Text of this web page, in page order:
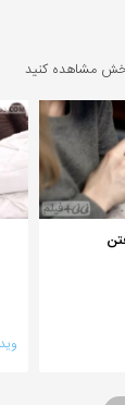
بخش مشاهده کنید